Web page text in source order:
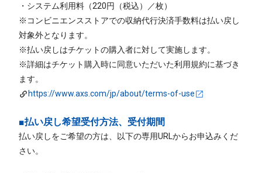
・システム利用料（220円（税込）／枚）
※コンビニエンスストアでの収納代行決済手数料は払い戻し
対象外となります。
※払い戻しはチケットの購入者に対して実施します。
※詳細はチケット購入時に同意いただいた利用規約に基づき
ます。
https://www.axs.com/jp/about/terms-of-use
■払い戻し希望受付方法、受付期間
払い戻しをご希望の方は、以下の専用URLからお申込みくだ
さい。